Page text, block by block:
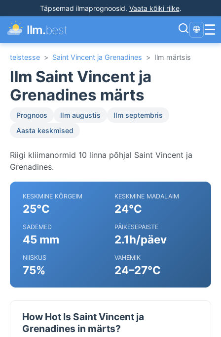
Täpsemad ilmaprognoosid. Vaata kõiki riike.
Ilm.best 🌐 ☰
teistesse > Saint Vincent ja Grenadines > Ilm märtsis
Ilm Saint Vincent ja
Grenadines märts
Prognoos Ilm augustis
Ilm septembris
Aasta keskmised
Riigi kliimanormid 10 linna põhjal Saint Vincent ja
Grenadines.
KESKMINE KÕRGEIM
25°C
KESKMINE MADALAIM
24°C
SADEMED
45 mm
PÄIKESEPAISTE
2.1h/päev
NIISKUS
75%
VAHEMIK
24–27°C
How Hot Is Saint Vincent ja
Grenadines in märts?